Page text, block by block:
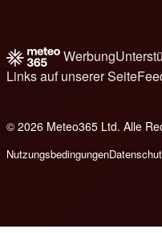
Werbung
Links auf unserer Seite
© 2026 Meteo365 Ltd. Alle
Nutzungsbedingungen